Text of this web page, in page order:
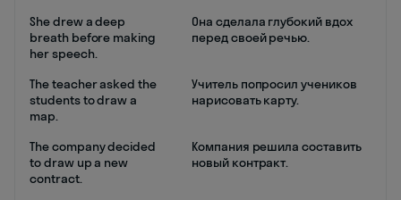
She drew a deep
breath before making
her speech.
Она сделала глубокий вдох
перед своей речью.
The teacher asked the
students to draw a
map.
Учитель попросил учеников
нарисовать карту.
The company decided
to draw up a new
contract.
Компания решила составить
новый контракт.